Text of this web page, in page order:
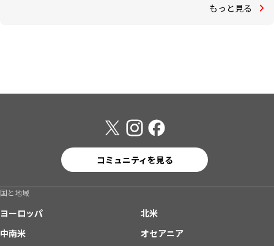
もっと見る
コミュニティを見る
国と地域
ヨーロッパ
北米
中南米
オセアニア